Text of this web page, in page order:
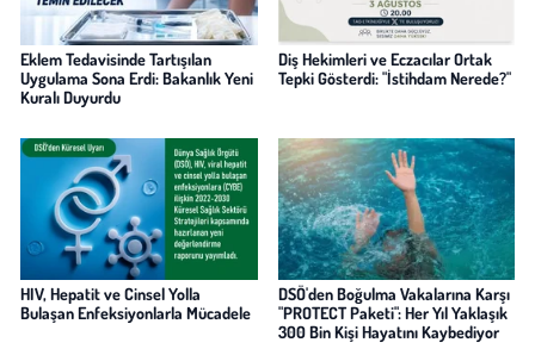
Eklem Tedavisinde Tartışılan
Uygulama Sona Erdi: Bakanlık Yeni
Kuralı Duyurdu
Diş Hekimleri ve Eczacılar Ortak
Tepki Gösterdi: "İstihdam Nerede?"
HIV, Hepatit ve Cinsel Yolla
Bulaşan Enfeksiyonlarla Mücadele
DSÖ'den Boğulma Vakalarına Karşı
"PROTECT Paketi": Her Yıl Yaklaşık
300 Bin Kişi Hayatını Kaybediyor